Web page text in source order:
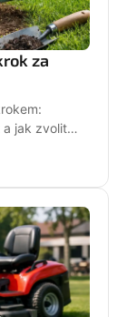
za
jak zvolit